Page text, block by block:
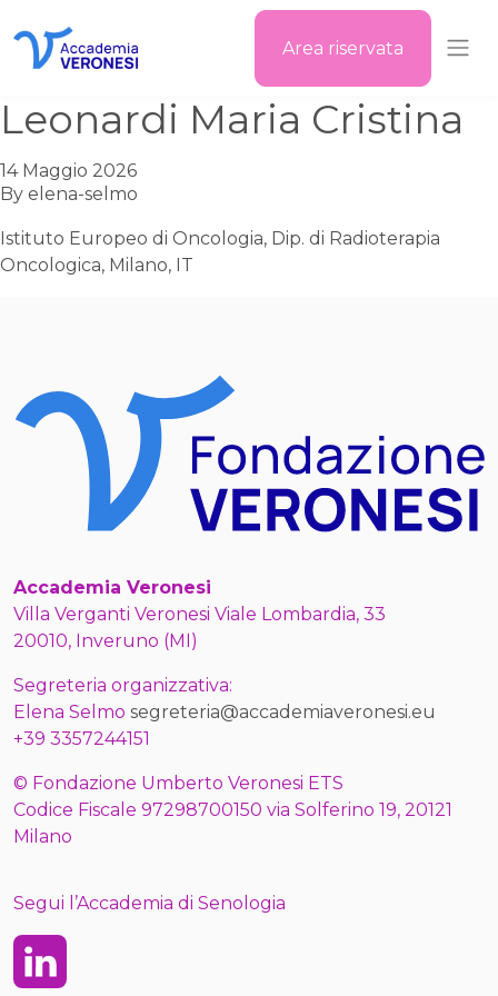
Area riservata
Leonardi Maria Cristina
14 Maggio 2026
By elena-selmo
Istituto Europeo di Oncologia, Dip. di Radioterapia
Oncologica, Milano, IT
Accademia Veronesi
Villa Verganti Veronesi Viale Lombardia, 33
20010, Inveruno (MI)
Segreteria organizzativa:
Elena Selmo segreteria@accademiaveronesi.eu
+39 3357244151
© Fondazione Umberto Veronesi ETS
Codice Fiscale 97298700150 via Solferino 19, 20121
Milano
Segui l’Accademia di Senologia
Linkedin